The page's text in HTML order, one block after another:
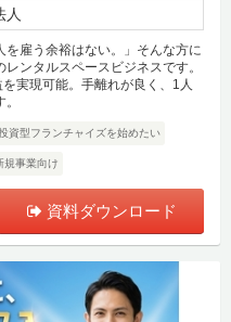
人
を雇う余裕はない。」そんな方に
ンタルスペースビジネスです。
実現可能。手離れが良く、1人
資型フランチャイズを始めたい
規事業向け
資料ダウンロード